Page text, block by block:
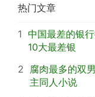
热门文章
1 中国最差的银
10大最差银
2
腐肉最多的双
主同人小说